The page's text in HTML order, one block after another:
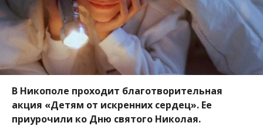
В Никополе проходит благотворительная
акция «Детям от искренних сердец». Ее
приурочили ко Дню святого Николая.